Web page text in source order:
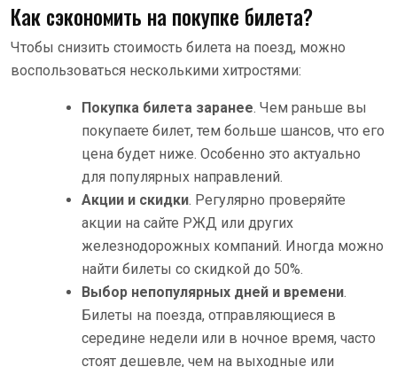
Как сэкономить на покупке билета?
Чтобы снизить стоимость билета на поезд, можно
воспользоваться несколькими хитростями:
Покупка билета заранее. Чем раньше вы
покупаете билет, тем больше шансов, что его
цена будет ниже. Особенно это актуально
для популярных направлений.
Акции и скидки. Регулярно проверяйте
акции на сайте РЖД или других
железнодорожных компаний. Иногда можно
найти билеты со скидкой до 50%.
Выбор непопулярных дней и времени.
Билеты на поезда, отправляющиеся в
середине недели или в ночное время, часто
стоят дешевле, чем на выходные или